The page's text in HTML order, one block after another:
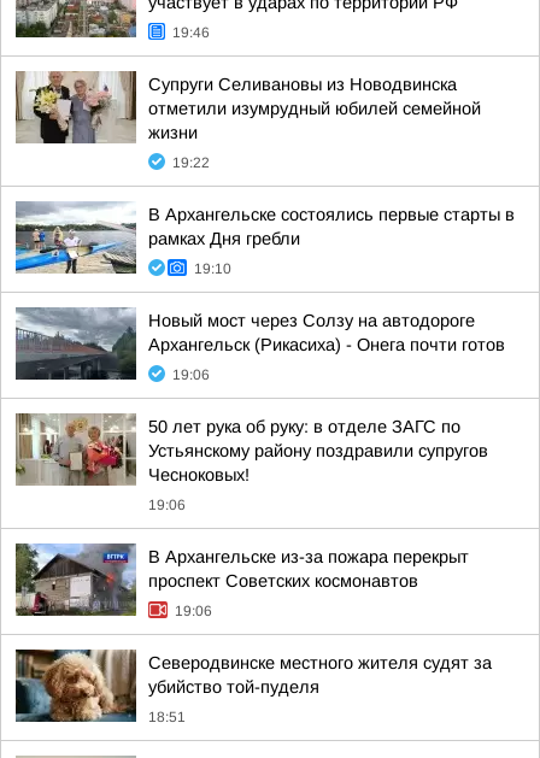
19:46
Супруги Селивановы из Новодвинска
отметили изумрудный юбилей семейной
жизни
19:22
В Архангельске состоялись первые старты в
рамках Дня гребли
19:10
Новый мост через Солзу на автодороге
Архангельск (Рикасиха) - Онега почти готов
19:06
50 лет рука об руку: в отделе ЗАГС по
Устьянскому району поздравили супругов
Чесноковых!
19:06
В Архангельске из-за пожара перекрыт
проспект Советских космонавтов
19:06
Северодвинске местного жителя судят за
убийство той-пуделя
18:51